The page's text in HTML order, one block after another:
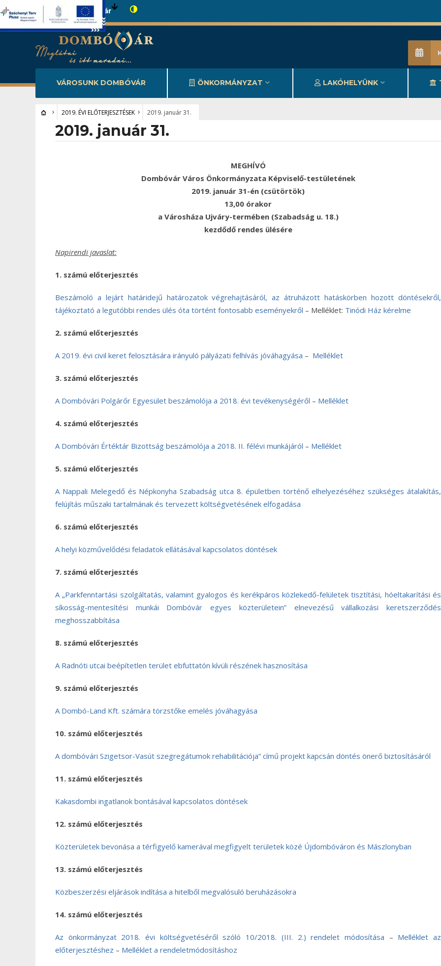
Városunk Dombóvár
VÁROSUNK DOMBÓVÁR ÖNKORMÁNYZAT LAKÓHELYÜNK
2019. ÉVI ELŐTERJESZTÉSEK 2019. január 31.
2019. január 31.
MEGHÍVÓ
Dombóvár Város Önkormányzata Képviselő-testületének
2019. január 31-én (csütörtök)
13,00 órakor
a Városháza Ujváry-termében (Szabadság u. 18.)
kezdődő rendes ülésére
Napirendi javaslat:
1. számú előterjesztés
Beszámoló a lejárt határidejű határozatok végrehajtásáról, az átruházott hatáskörben hozott döntésekről,
tájékoztató a legutóbbi rendes ülés óta történt fontosabb eseményekről – Melléklet: Tinódi Ház kérelme
2. számú előterjesztés
A 2019. évi civil keret felosztására irányuló pályázati felhívás jóváhagyása – Melléklet
3. számú előterjesztés
A Dombóvári Polgárőr Egyesület beszámolója a 2018. évi tevékenységéről – Melléklet
4. számú előterjesztés
A Dombóvári Értéktár Bizottság beszámolója a 2018. II. félévi munkájáról – Melléklet
5. számú előterjesztés
A Nappali Melegedő és Népkonyha Szabadság utca 8. épületben történő elhelyezéséhez szükséges átalakítás,
felújítás műszaki tartalmának és tervezett költségvetésének elfogadása
6. számú előterjesztés
A helyi közművelődési feladatok ellátásával kapcsolatos döntések
7. számú előterjesztés
A „Parkfenntartási szolgáltatás, valamint gyalogos és kerékpáros közlekedő-felületek tisztítási, hóeltakarítási és
síkosság-mentesítési munkái Dombóvár egyes közterületein” elnevezésű vállalkozási keretszerződés
meghosszabbítása
8. számú előterjesztés
A Radnóti utcai beépítetlen terület ebfuttatón kívüli részének hasznosítása
9. számú előterjesztés
A Dombó-Land Kft. számára törzstőke emelés jóváhagyása
10. számú előterjesztés
A dombóvári Szigetsor-Vasút szegregátumok rehabilitációja” című projekt kapcsán döntés önerő biztosításáról
11. számú előterjesztés
Kakasdombi ingatlanok bontásával kapcsolatos döntések
12. számú előterjesztés
Közterületek bevonása a térfigyelő kamerával megfigyelt területek közé Újdombóváron és Mászlonyban
13. számú előterjesztés
Közbeszerzési eljárások indítása a hitelből megvalósuló beruházásokra
14. számú előterjesztés
Az önkormányzat 2018. évi költségvetéséről szóló 10/2018. (III. 2.) rendelet módosítása – Melléklet az
előterjesztéshez – Melléklet a rendeletmódosításhoz